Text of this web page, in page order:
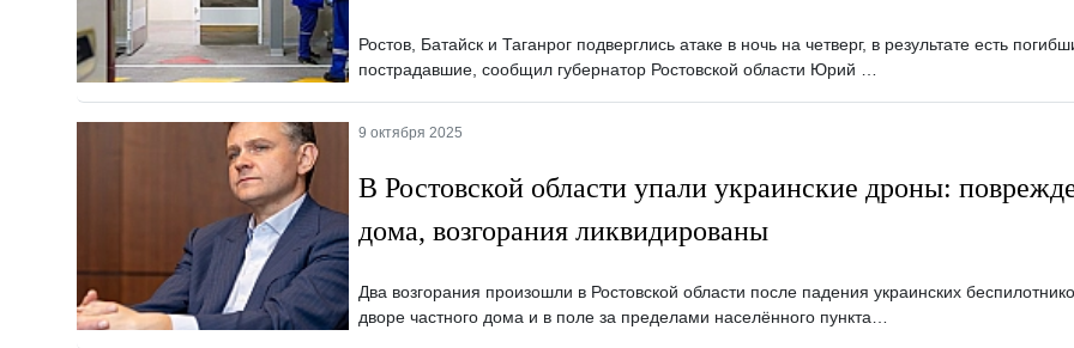
Ростов, Батайск и Таганрог подверглись атаке в ночь на четверг, в результате есть
пострадавшие, сообщил губернатор Ростовской области Юрий …
9 октября 2025
В Ростовской области упали украинские дроны:
дома, возгорания ликвидированы
Два возгорания произошли в Ростовской области после падения украинских
дворе частного дома и в поле за пределами населённого пункта…